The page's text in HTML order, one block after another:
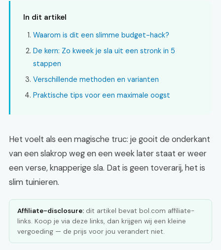
In dit artikel
Waarom is dit een slimme budget-hack?
De kern: Zo kweek je sla uit een stronk in 5
stappen
Verschillende methoden en varianten
Praktische tips voor een maximale oogst
Het voelt als een magische truc: je gooit de onderkant
van een slakrop weg en een week later staat er weer
een verse, knapperige sla. Dat is geen toverarij, het is
slim tuinieren.
Affiliate-disclosure: dit artikel bevat bol.com affiliate-
links. Koop je via deze links, dan krijgen wij een kleine
vergoeding — de prijs voor jou verandert niet.